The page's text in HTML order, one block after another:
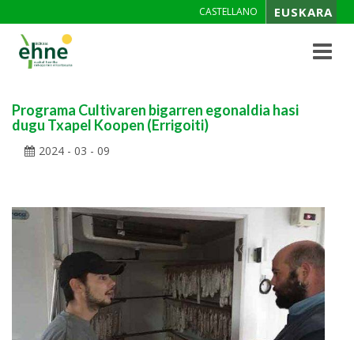
CASTELLANO EUSKARA
Toggle
Programa Cultivaren bigarren egonaldia hasi
dugu Txapel Koopen (Errigoiti)
2024 - 03 - 09